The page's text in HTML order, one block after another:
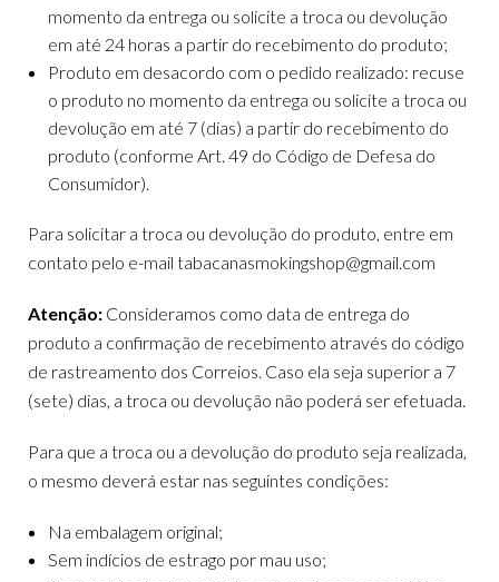
momento da entrega ou solicite a troca ou devolução
em até 24 horas a partir do recebimento do produto;
Produto em desacordo com o pedido realizado: recuse
o produto no momento da entrega ou solicite a troca ou
devolução em até 7 (dias) a partir do recebimento do
produto (conforme Art. 49 do Código de Defesa do
Consumidor).
Para solicitar a troca ou devolução do produto, entre em
contato pelo e-mail tabacanasmokingshop@gmail.com
Atenção: Consideramos como data de entrega do
produto a confirmação de recebimento através do código
de rastreamento dos Correios. Caso ela seja superior a 7
(sete) dias, a troca ou devolução não poderá ser efetuada.
Para que a troca ou a devolução do produto seja realizada,
o mesmo deverá estar nas seguintes condições:
Na embalagem original;
Sem indícios de estrago por mau uso;